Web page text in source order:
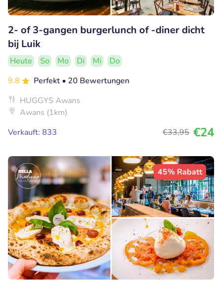
2- of 3-gangen burgerlunch of -diner dicht
bij Luik
Heute So Mo Di Mi
Do
9.8
Perfekt • 20 Bewertungen
HUGGYS Awans
Awans (1km)
Verkauft: 833
€33,95 €24
45% Rabatt